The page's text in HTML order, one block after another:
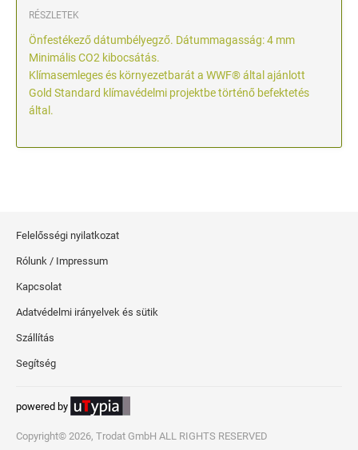
RÉSZLETEK
Önfestékező dátumbélyegző. Dátummagasság: 4 mm
Minimális CO2 kibocsátás.
Klímasemleges és környezetbarát a WWF® által ajánlott
Gold Standard klímavédelmi projektbe történő befektetés
által.
Felelősségi nyilatkozat
Rólunk / Impressum
Kapcsolat
Adatvédelmi irányelvek és sütik
Szállítás
Segítség
powered by
Copyright© 2026, Trodat GmbH ALL RIGHTS RESERVED